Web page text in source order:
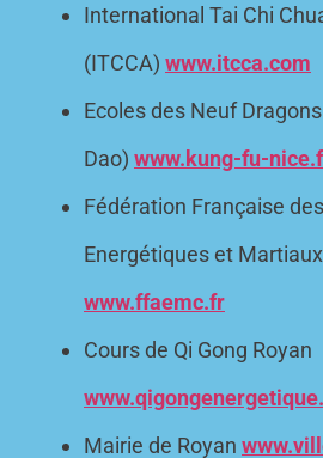
International Tai Chi
(ITCCA) www.itcca.com
Ecoles des Neuf
Dao) www.kung-fu-
Fédération Française
Energétiques et
www.ffaemc.fr
Cours de Qi Gong Royan
Mairie de Royan